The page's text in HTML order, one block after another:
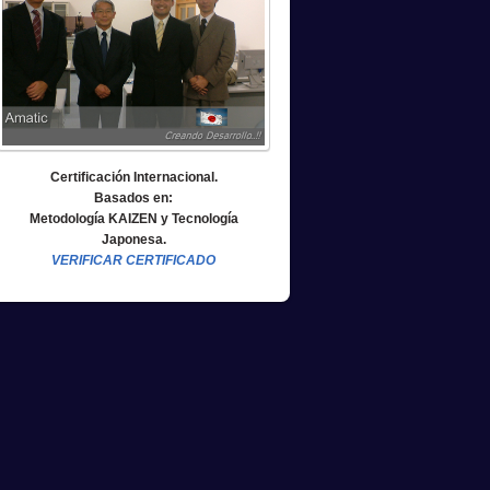
Certificación Internacional.
Basados en:
Metodología KAIZEN y Tecnología
Japonesa.
VERIFICAR CERTIFICADO